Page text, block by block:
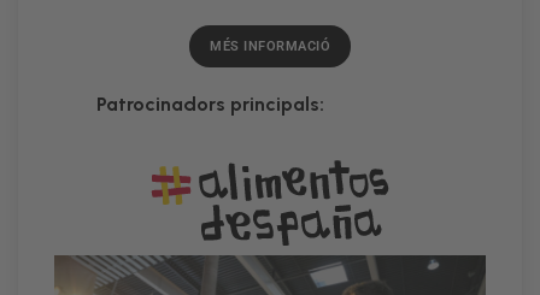
MÉS INFORMACIÓ
Patrocinadors principals: